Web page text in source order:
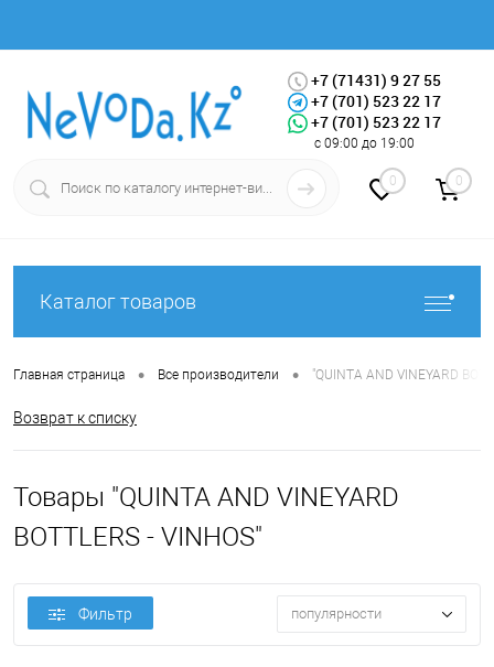
Вход Регистрация
+7 (71431) 9 27 55
+7 (701) 523 22 17
+7 (701) 523 22 17
с 09:00 до 19:00
0 0
Каталог товаров
Главная страница • Все производители • "QUINTA AND VINEYARD
Возврат к списку
Товары "QUINTA AND VINEYARD
BOTTLERS - VINHOS"
Фильтр популярности